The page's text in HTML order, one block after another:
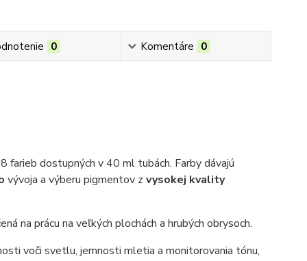
0 Komentáre 0
farieb dostupných v 40 ml tubách. Farby dávajú
vývoja a výberu pigmentov z vysokej kvality
na prácu na veľkých plochách a hrubých obrysoch.
voči svetlu, jemnosti mletia a monitorovania tónu,